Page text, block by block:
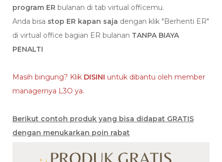
program ER bulanan di tab virtual officemu.
Anda bisa stop ER kapan saja dengan klik "Berhenti ER"
di virtual office bagian ER bulanan TANPA BIAYA
PENALTI
Masih bingung? Klik DISINI untuk dibantu oleh member
managernya L3O ya.
Berikut contoh produk yang bisa didapat GRATIS
dengan menukarkan poin rabat